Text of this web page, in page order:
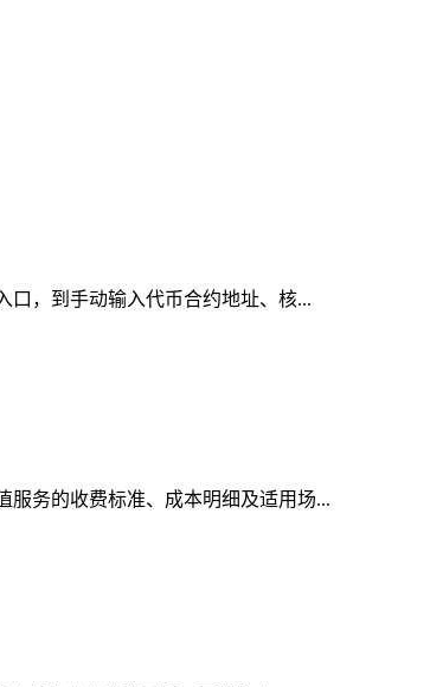
口，到手动输入代币合约地址、核...
服务的收费标准、成本明细及适用场...